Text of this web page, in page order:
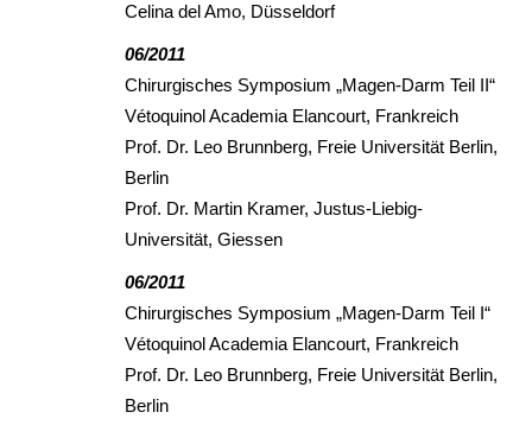
Celina del Amo, Düsseldorf
06/2011
Chirurgisches Symposium „Magen-Darm Teil II“
Vétoquinol Academia Elancourt, Frankreich
Prof. Dr. Leo Brunnberg, Freie Universität Berlin,
Berlin
Prof. Dr. Martin Kramer, Justus-Liebig-
Universität, Giessen
06/2011
Chirurgisches Symposium „Magen-Darm Teil I“
Vétoquinol Academia Elancourt, Frankreich
Prof. Dr. Leo Brunnberg, Freie Universität Berlin,
Berlin